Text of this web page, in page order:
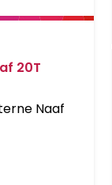
20T
Naaf